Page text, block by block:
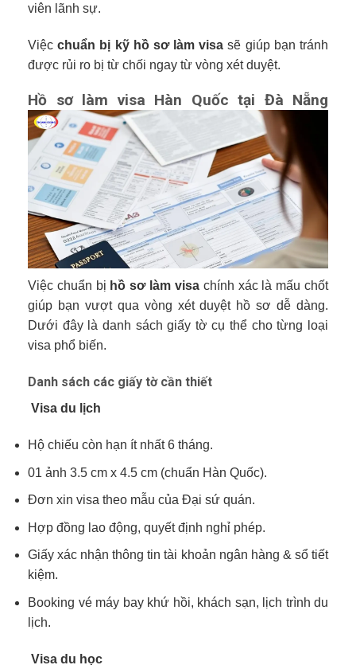
viên lãnh sự.
Việcchuẩn bị kỹ hồ sơ làm visa sẽ giúp bạn tránh
được rủi ro bị từ chối ngay từ vòng xét duyệt.
Hồ sơ làm visa Hàn Quốc tại Đà Nẵng
Việc chuẩn bị hồ sơ làm visachính xác là mấu chốt
giúp bạn vượt qua vòng xét duyệt hồ sơ dễ dàng.
Dưới đây là danh sách giấy tờ cụ thể cho từng loại
visa phổ biến.
Danh sách các giấy tờ cần thiết
Visa du lịch
Hộ chiếu còn hạn ít nhất 6 tháng.
01 ảnh 3.5 cm x 4.5 cm (chuẩn Hàn Quốc).
Đơn xin visa theo mẫu của Đại sứ quán.
Hợp đồng lao động, quyết định nghỉ phép.
Giấy xác nhận thông tin tài khoản ngân hàng & sổ tiết
kiệm.
Booking vé máy bay khứ hồi, khách sạn, lịch trình du
lịch.
Visa du học